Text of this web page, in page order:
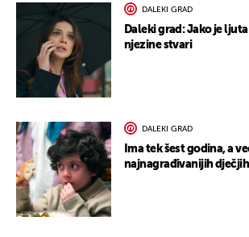
DALEKI GRAD
Daleki grad: Jako je ljuta
njezine stvari
DALEKI GRAD
Ima tek šest godina, a
najnagrađivanijih